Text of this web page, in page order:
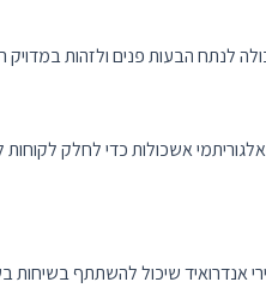
אשכולות כדי לחלק